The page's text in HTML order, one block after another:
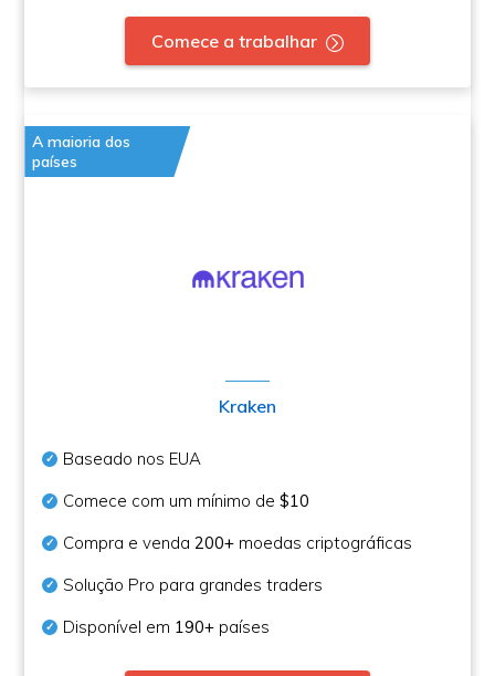
Comece a trabalhar
A maioria dos
países
Kraken
Baseado nos EUA
Comece com um mínimo de$10
Compra e venda200+ moedas criptográficas
Solução Pro para grandes traders
Disponível em 190+ países